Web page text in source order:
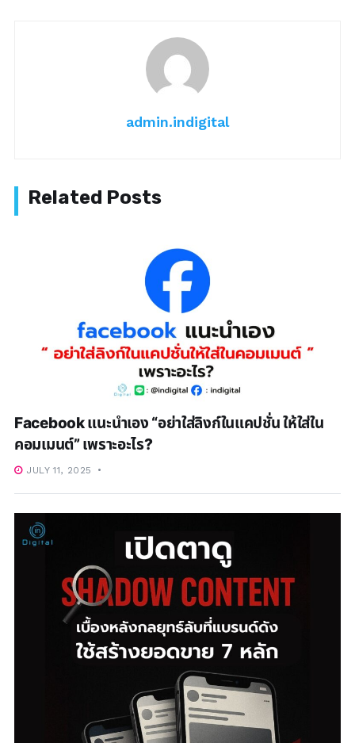
admin.indigital
Facebook แนะนำเอง “อย่าใส่ลิงก์ในแคปชั่น ให้ใส่ใน
คอมเมนต์” เพราะอะไร?
JULY 11, 2025